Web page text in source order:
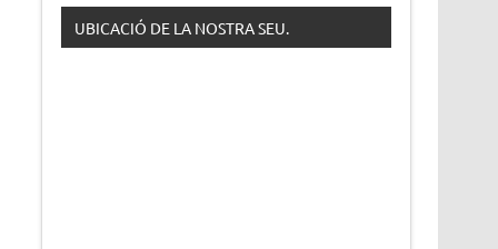
UBICACIÓ DE LA NOSTRA SEU.